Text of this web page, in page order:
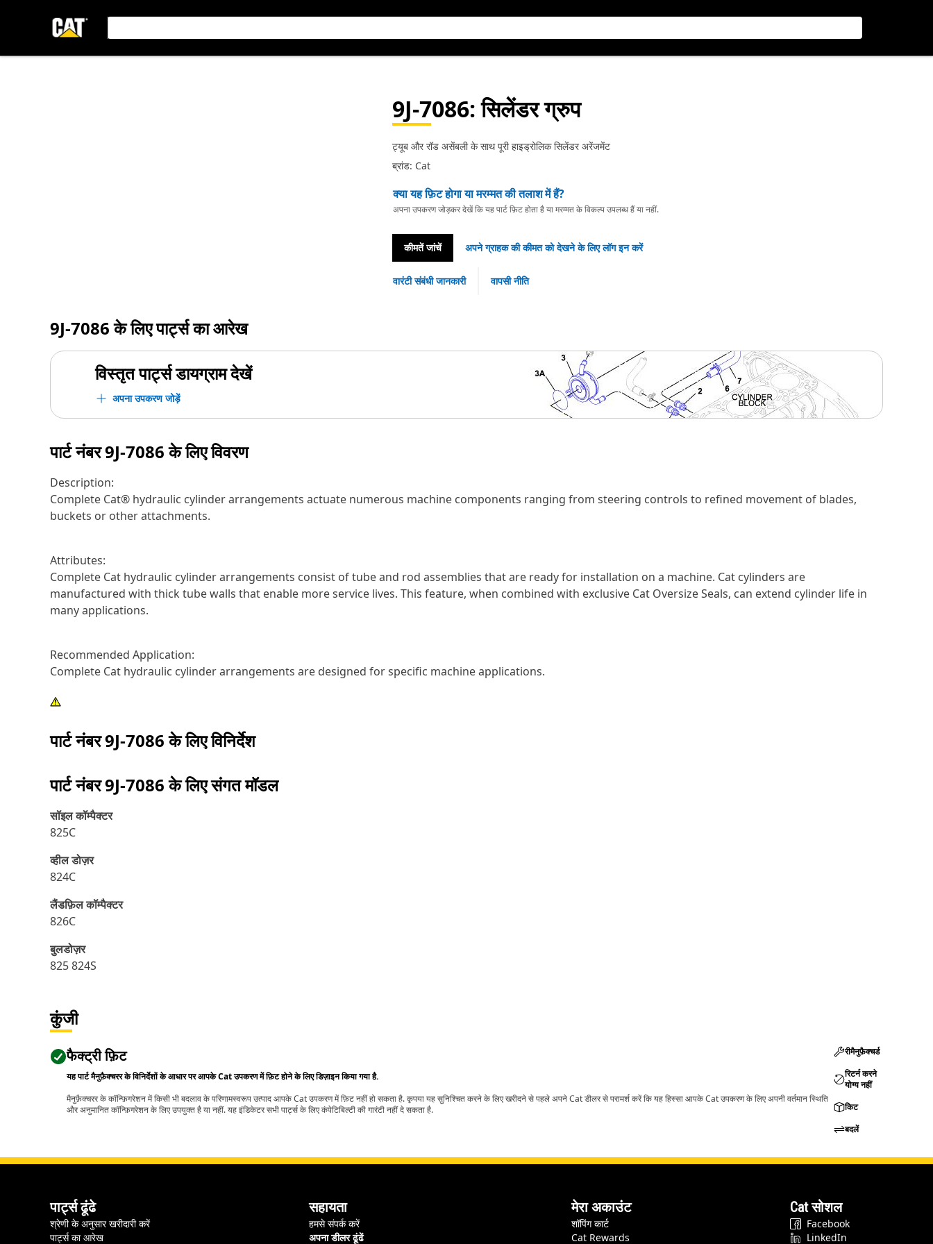
9J-7086: सिलेंडर ग्रुप
ट्यूब और रॉड असेंबली के साथ पूरी हाइड्रोलिक सिलेंडर अरेंजमेंट
ब्रांड: Cat
क्या यह फ़िट होगा या मरम्मत की तलाश में हैं?
अपना उपकरण जोड़कर देखें कि यह पार्ट फ़िट होता है या मरम्मत के विकल्प उपलब्ध हैं या नहीं.
कीमतें जांचें अपने ग्राहक की कीमत को देखने के लिए लॉग इन करें
वारंटी संबंधी जानकारी वापसी नीति
9J-7086के लिए पार्ट्स का आरेख
विस्तृत पार्ट्स डायग्राम देखें
अपना उपकरण जोड़ें
पार्ट नंबर9J-7086के लिए विवरण
Description:
Complete Cat® hydraulic cylinder arrangements actuate numerous machine components ranging from steering controls to refined movement of blades,
buckets or other attachments.
Attributes:
Complete Cat hydraulic cylinder arrangements consist of tube and rod assemblies that are ready for installation on a machine. Cat cylinders are
manufactured with thick tube walls that enable more service lives. This feature, when combined with exclusive Cat Oversize Seals, can extend cylinder life in
many applications.
Recommended Application:
Complete Cat hydraulic cylinder arrangements are designed for specific machine applications.
पार्ट नंबर9J-7086के लिए विनिर्देश
पार्ट नंबर9J-7086के लिए संगत मॉडल
सॉइल कॉम्पैक्टर
825C
व्हील डोज़र
824C
लैंडफ़िल कॉम्पैक्टर
826C
बुलडोज़र
825 824S
कुंजी
फैक्ट्री फ़िट
यह पार्ट मैनुफ़ैक्चरर के विनिर्देशों के आधार पर आपके Cat उपकरण में फ़िट होने के लिए डिज़ाइन किया गया है.
मैनुफ़ैक्चरर के कॉन्फ़िगरेशन में किसी भी बदलाव के परिणामस्वरूप उत्पाद आपके Cat उपकरण में फ़िट नहीं हो सकता है. कृपया यह सुनिश्चित करने के लिए खरीदने से पहले अपने Cat डीलर से परामर्श करें कि यह हिस्सा आपके Cat उपकरण के लिए अपनी वर्तमान स्थिति
और अनुमानित कॉन्फ़िगरेशन के लिए उपयुक्त है या नहीं. यह इंडिकेटर सभी पार्ट्स के लिए कंपेटिबिल्टी की गारंटी नहीं दे सकता है.
रीमैनुफ़ैक्चर्ड
रिटर्न करने
योग्य नहीं
किट
बदलें
पार्ट्स ढूंढे
श्रेणी के अनुसार खरीदारी करें
पार्ट्स का आरेख
सहायता
हमसे संपर्क करें
अपना डीलर ढूंढें
मेरा अकाउंट
शॉपिंग कार्ट
Cat Rewards
Cat सोशल
Facebook
LinkedIn